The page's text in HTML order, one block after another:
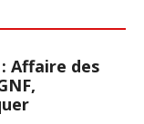
Affaire des